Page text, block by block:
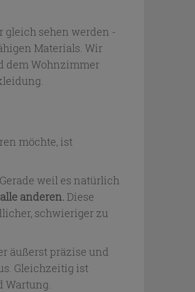
gleich sehen werden -
Materials. Wir
dem Wohnzimmer
möchte, ist
weil es natürlich
anderen. Diese
schwieriger zu
äußerst präzise und
Gleichzeitig ist
Wartung.